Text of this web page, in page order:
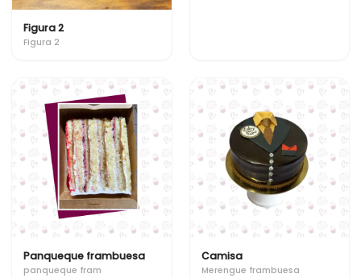
Figura 2
Figura 2
Panqueque frambuesa
panqueque fram
Camisa
Merengue frambuesa